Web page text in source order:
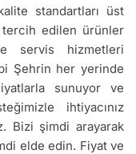
standartları üst
edilen ürünler
servis hizmetleri
Şehrin her yerinde
sunuyor ve
ihtiyacınız
Bizi şimdi arayarak
elde edin. Fiyat ve